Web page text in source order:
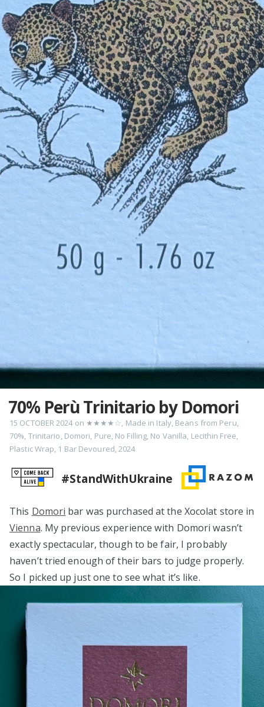
70% Perù Trinitario by Domori
15 OCTOBER 2024on ★★★★☆, Made in Italy, Beans from Peru,
70%, Trinitario, Domori, Pure, No Filling, No Vanilla, Lecithin Free,
Plastic Wrap, 1 Bar Devoured,2024
#StandWithUkraine
This Domori bar was purchased at the Xocolat store in
Vienna. My previous experience with Domori wasn’t
exactly spectacular, though to be fair, I probably
haven’t tried enough of their bars to judge properly.
So I picked up just one to see what it’s like.